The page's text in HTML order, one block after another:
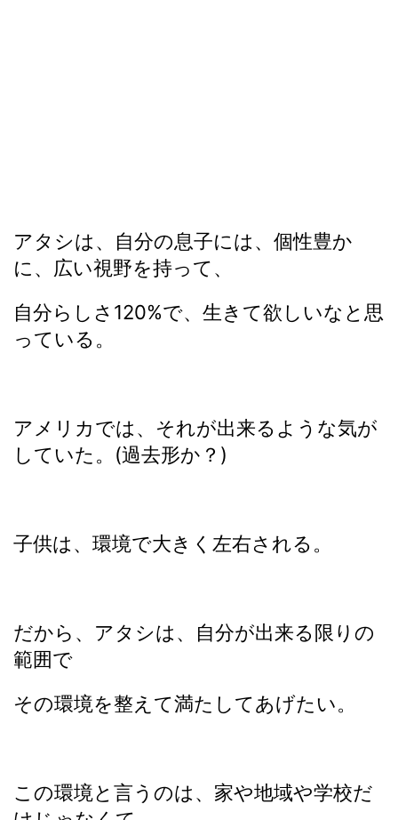
アタシは、自分の息子には、個性豊か
に、広い視野を持って、
自分らしさ120%で、生きて欲しいなと思
っている。
アメリカでは、それが出来るような気が
していた。(過去形か？)
子供は、環境で大きく左右される。
だから、アタシは、自分が出来る限りの
範囲で
その環境を整えて満たしてあげたい。
この環境と言うのは、家や地域や学校だ